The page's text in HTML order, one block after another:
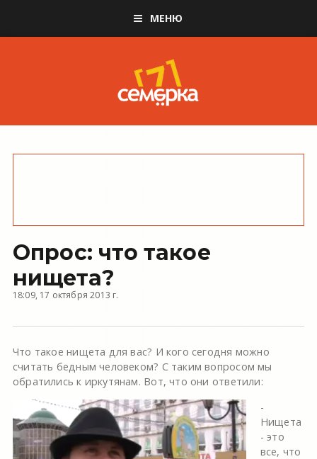
МЕНЮ
Опрос: что такое
нищета?
18:09, 17 октября 2013 г.
Что такое нищета для вас? И кого сегодня можно
считать бедным человеком? С таким вопросом мы
обратились к иркутянам. Вот, что они ответили:
-
Нищета
- это
все, что